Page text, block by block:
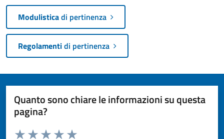
Modulisticadi pertinenza
Regolamentidi pertinenza
Quanto sono chiare le informazioni su questa
pagina?
Valuta da 1 a 5 stelle la pagina